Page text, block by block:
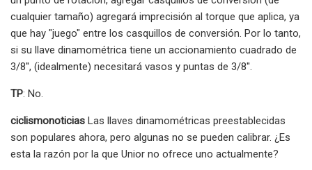
cualquier tamaño) agregará imprecisión al torque que aplica, ya
que hay "juego" entre los casquillos de conversión. Por lo tanto,
si su llave dinamométrica tiene un accionamiento cuadrado de
3/8'', (idealmente) necesitará vasos y puntas de 3/8''.
TP: No.
ciclismonoticias Las llaves dinamométricas preestablecidas
son populares ahora, pero algunas no se pueden calibrar. ¿Es
esta la razón por la que Unior no ofrece uno actualmente?